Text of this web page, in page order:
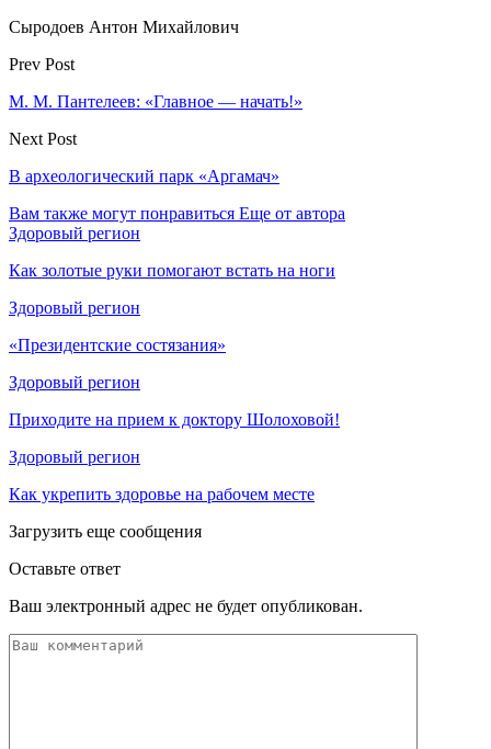
Сыродоев Антон Михайлович
Prev Post
М. М. Пантелеев: «Главное — начать!»
Next Post
В археологический парк «Аргамач»
Вам также могут понравиться Еще от автора
Здоровый регион
Как золотые руки помогают встать на ноги
Здоровый регион
«Президентские состязания»
Здоровый регион
Приходите на прием к доктору Шолоховой!
Здоровый регион
Как укрепить здоровье на рабочем месте
Загрузить еще сообщения
Оставьте ответ
Ваш электронный адрес не будет опубликован.